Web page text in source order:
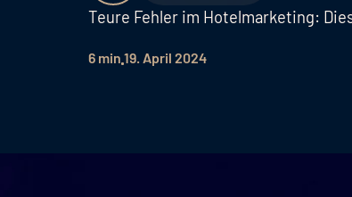
Teure Fehler im Hotelmarketing:
6 min 19. April 2024